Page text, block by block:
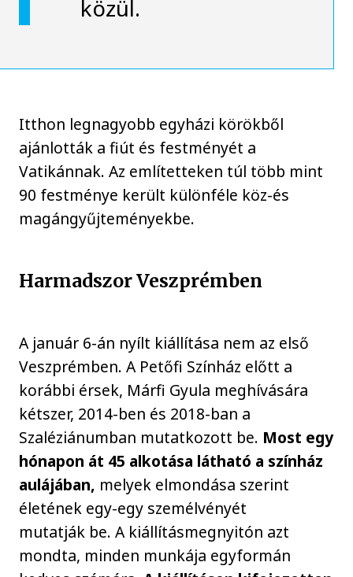
közül.
Itthon legnagyobb egyházi körökből
ajánlották a fiút és festményét a
Vatikánnak. Az említetteken túl több mint
90 festménye került különféle köz-és
magángyűjteményekbe.
Harmadszor Veszprémben
A január 6-án nyílt kiállítása nem az első
Veszprémben. A Petőfi Színház előtt a
korábbi érsek, Márfi Gyula meghívására
kétszer, 2014-ben és 2018-ban a
Szaléziánumban mutatkozott be. Most egy
hónapon át 45 alkotása látható a színház
aulájában, melyek elmondása szerint
életének egy-egy személvényét
mutatják be. A kiállításmegnyitón azt
mondta, minden munkája egyformán